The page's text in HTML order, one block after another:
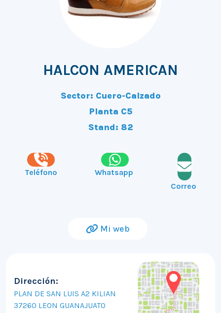
HALCON AMERICAN
Sector: Cuero-Calzado
Planta C5
Stand: 82
Teléfono
Whatsapp
Correo
Mi web
Dirección:
PLAN DE SAN LUIS A2 KILIAN
37260 LEON GUANAJUATO